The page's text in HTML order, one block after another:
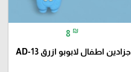
8 ₪
جزادين اطفال لابوبو ازرق AD-13